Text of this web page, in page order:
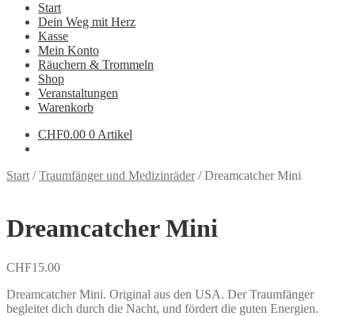
Start
Dein Weg mit Herz
Kasse
Mein Konto
Räuchern & Trommeln
Shop
Veranstaltungen
Warenkorb
CHF0.00 0 Artikel
Start /Traumfänger und Medizinräder/Dreamcatcher Mini
Dreamcatcher Mini
CHF15.00
Dreamcatcher Mini. Original aus den USA. Der Traumfänger
begleitet dich durch die Nacht, und fördert die guten Energien.